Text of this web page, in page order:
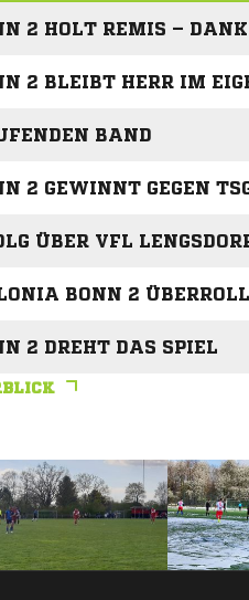
2 HOLT REMIS –
2 BLEIBT HERR IM
BAND
2 GEWINNT GEGEN
ÜBER VFL
BONN 2
2 DREHT DAS SPIEL